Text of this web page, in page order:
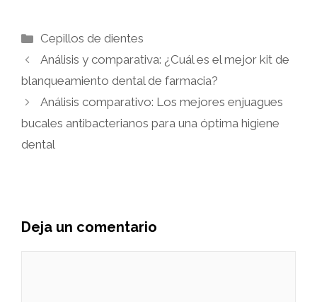
Categorías
Cepillos de dientes
Análisis y comparativa: ¿Cuál es el mejor kit de
blanqueamiento dental de farmacia?
Análisis comparativo: Los mejores enjuagues
bucales antibacterianos para una óptima higiene
dental
Deja un comentario